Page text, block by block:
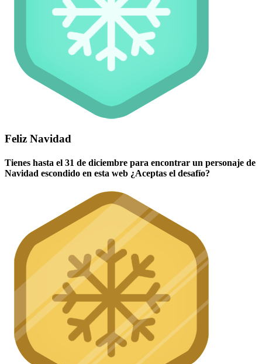
Feliz Navidad
Tienes hasta el 31 de diciembre para encontrar un personaje de
Navidad escondido en esta web ¿Aceptas el desafío?